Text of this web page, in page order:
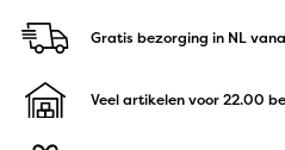
Gratis bezorging in NL
Veel artikelen voor 22.00